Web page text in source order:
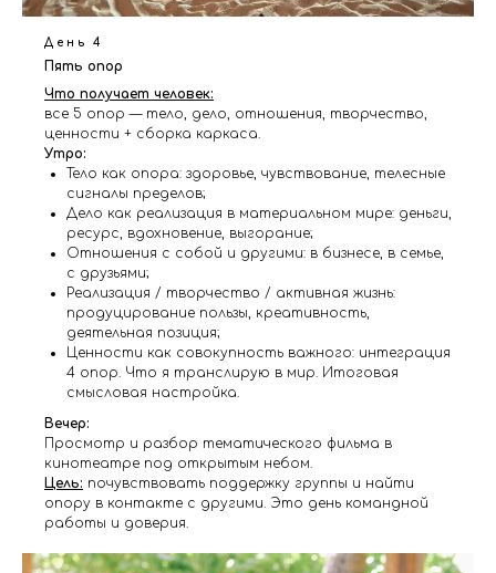
День 4
Пять опор
Что получает человек:
все 5 опор — тело, дело, отношения, творчество,
ценности + сборка каркаса.
Утро:
Тело как опора: здоровье, чувствование, телесные
сигналы пределов;
Дело как реализация в материальном мире: деньги,
ресурс, вдохновение, выгорание;
Отношения с собой и другими: в бизнесе, в семье,
с друзьями;
Реализация / творчество / активная жизнь:
продуцирование пользы, креативность,
деятельная позиция;
Ценности как совокупность важного: интеграция
4 опор. Что я транслирую в мир. Итоговая
смысловая настройка.
Вечер:
Просмотр и разбор тематического фильма в
кинотеатре под открытым небом.
Цель: почувствовать поддержку группы и найти
опору в контакте с другими. Это день командной
работы и доверия.